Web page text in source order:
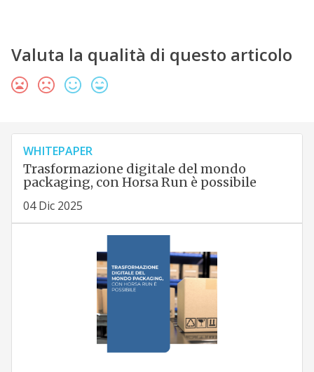
Valuta la qualità di questo articolo
WHITEPAPER
Trasformazione digitale del mondo
packaging, con Horsa Run è possibile
04 Dic 2025